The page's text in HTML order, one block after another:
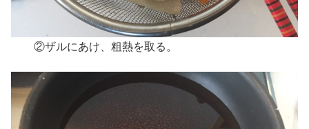
②ザルにあけ、粗熱を取る。